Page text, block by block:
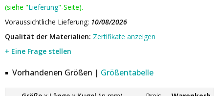
(siehe "Lieferung"-Seite).
Voraussichtliche Lieferung: 10/08/2026
Qualität der Materialien: Zertifikate anzeigen
+ Eine Frage stellen
Vorhandenen Größen | Größentabelle